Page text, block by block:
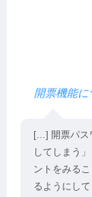
開票機能に
[…] 開票パス
してしまう
ントをみる
るようにし